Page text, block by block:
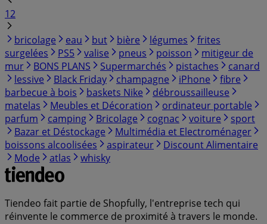
12
bricolage
eau but bière légumes
frites
surgelées
PS5 valise pneus poisson
mitigeur de
mur
BONS PLANS Supermarchés pistaches
canard
lessive
Black Friday champagne iPhone
fibre
barbecue à bois
baskets Nike
débroussailleuse
matelas
Meubles et Décoration
ordinateur portable
parfum
camping Bricolage cognac voiture
sport
Bazar et Déstockage
Multimédia et Electroménager
boissons alcoolisées
aspirateur
Discount Alimentaire
Mode
atlas whisky
Tiendeo fait partie de Shopfully, l'entreprise tech qui
réinvente le commerce de proximité à travers le monde.